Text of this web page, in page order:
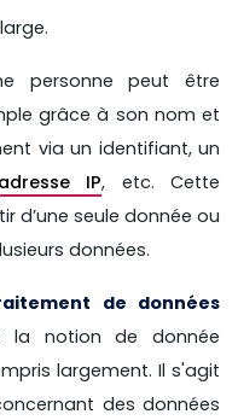
personne peut être
grâce à son nom et
via un identifiant, un
adresse IP, etc. Cette
d’une seule donnée ou
données.
de données
la notion de donnée
largement. Il s'agit
des données